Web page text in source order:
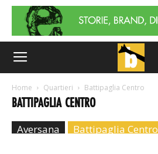
Home Quartieri Battipaglia Centro
BATTIPAGLIA CENTRO
Aversana Battipaglia Centro